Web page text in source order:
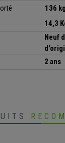
136 kg
14,3
Neuf
2 ans